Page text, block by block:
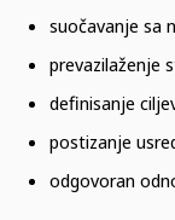
suočavanje sa
prevazilaženje
definisanje
postizanje
odgovoran